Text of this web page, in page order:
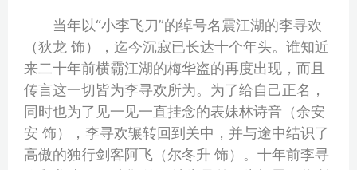
当年以“小李飞刀”的绰号名震江湖的李寻欢
（狄龙 饰），迄今沉寂已长达十个年头。谁知近
来二十年前横霸江湖的梅华盗的再度出现，而且
传言这一切皆为李寻欢所为。为了给自己正名，
同时也为了见一见一直挂念的表妹林诗音（余安
安 饰），李寻欢辗转回到关中，并与途中结识了
高傲的独行剑客阿飞（尔冬升 饰）。十年前李寻